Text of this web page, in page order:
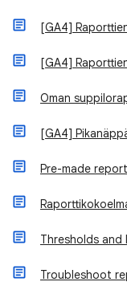
[GA4]
[GA4]
Oman
[GA4]
Pre-made
Thresholds and
Troubleshoot